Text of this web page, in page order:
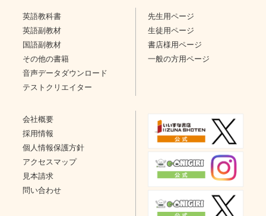
英語教科書
英語副教材
国語副教材
その他の書籍
音声データダウンロード
テストクリエイター
先生用ページ
生徒用ページ
書店様用ページ
一般の方用ページ
会社概要
採用情報
個人情報保護方針
アクセスマップ
見本請求
問い合わせ